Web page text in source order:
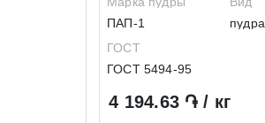
ПАП-1
пудра
ГОСТ
ГОСТ 5494-95
4 194.63 ֏ / кг